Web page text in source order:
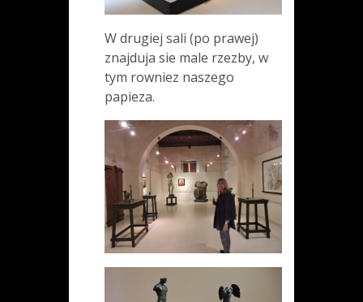
W drugiej sali (po prawej)
znajduja sie male rzezby, w
tym rowniez naszego
papieza.